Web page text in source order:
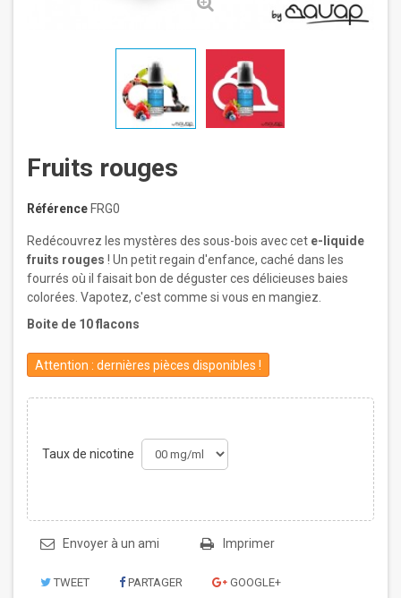
Fruits rouges
Référence FRG0
Redécouvrez les mystères des sous-bois avec cet e-liquide
fruits rouges ! Un petit regain d'enfance, caché dans les
fourrés où il faisait bon de déguster ces délicieuses baies
colorées. Vapotez, c'est comme si vous en mangiez.
Boite de 10 flacons
Attention : dernières pièces disponibles !
Taux de nicotine
Envoyer à un ami Imprimer
TWEET PARTAGER GOOGLE+